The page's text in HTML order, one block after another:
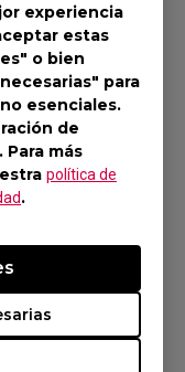
experiencia
estas
o bien
para
esenciales.
de
más
política de
.
Media